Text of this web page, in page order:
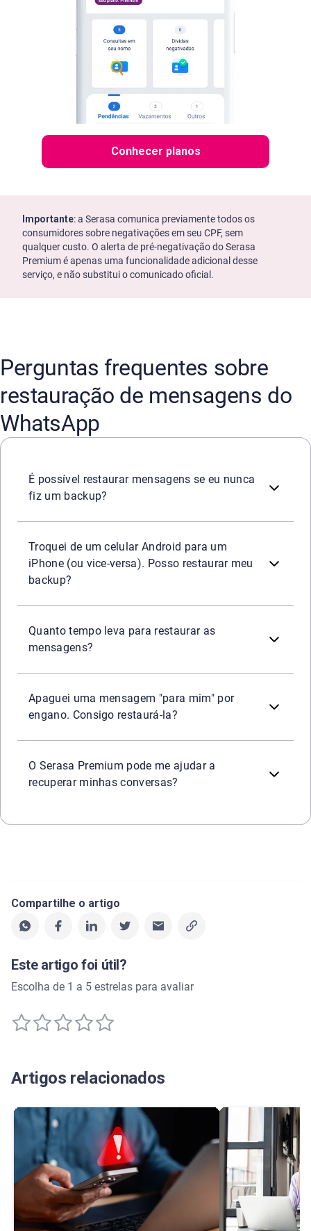
Conhecer planos
Importante: a Serasa comunica previamente todos os
consumidores sobre negativações em seu CPF, sem
qualquer custo. O alerta de pré-negativação do Serasa
Premium é apenas uma funcionalidade adicional desse
serviço, e não substitui o comunicado oficial.
Perguntas frequentes sobre
restauração de mensagens do
WhatsApp
É possível restaurar mensagens se eu nunca
fiz um backup?
Troquei de um celular Android para um
iPhone (ou vice-versa). Posso restaurar meu
backup?
Quanto tempo leva para restaurar as
mensagens?
Apaguei uma mensagem "para mim" por
engano. Consigo restaurá-la?
O Serasa Premium pode me ajudar a
recuperar minhas conversas?
Compartilhe o artigo
Este artigo foi útil?
Escolha de 1 a 5 estrelas para avaliar
Artigos relacionados